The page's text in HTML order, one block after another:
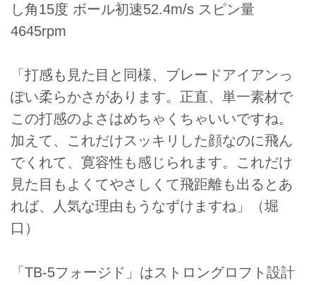
し角15度 ボール初速52.4m/s スピン量
4645rpm
「打感も見た目と同様、ブレードアイアンっ
ぽい柔らかさがあります。正直、単一素材で
この打感のよさはめちゃくちゃいいですね。
加えて、これだけスッキリした顔なのに飛ん
でくれて、寛容性も感じられます。これだけ
見た目もよくてやさしくて飛距離も出るとあ
れば、人気な理由もうなずけますね」（堀
口）
「TB-5フォージド」はストロングロフト設計